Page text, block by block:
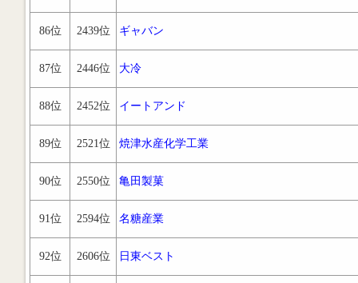
86位 2439位 ギャバン
87位 2446位 大冷
88位 2452位 イートアンド
89位 2521位 焼津水産化学工業
90位 2550位 亀田製菓
91位 2594位 名糖産業
92位 2606位 日東ベスト